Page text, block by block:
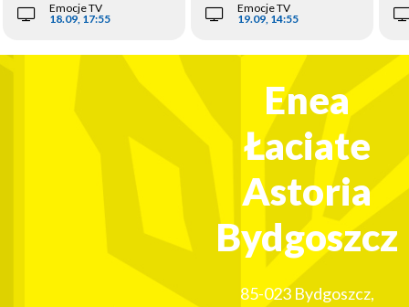
Emocje TV
18.09, 17:55
Emocje TV
19.09, 14:55
Enea
Łaciate
Astoria
Bydgoszcz
85-023 Bydgoszcz,